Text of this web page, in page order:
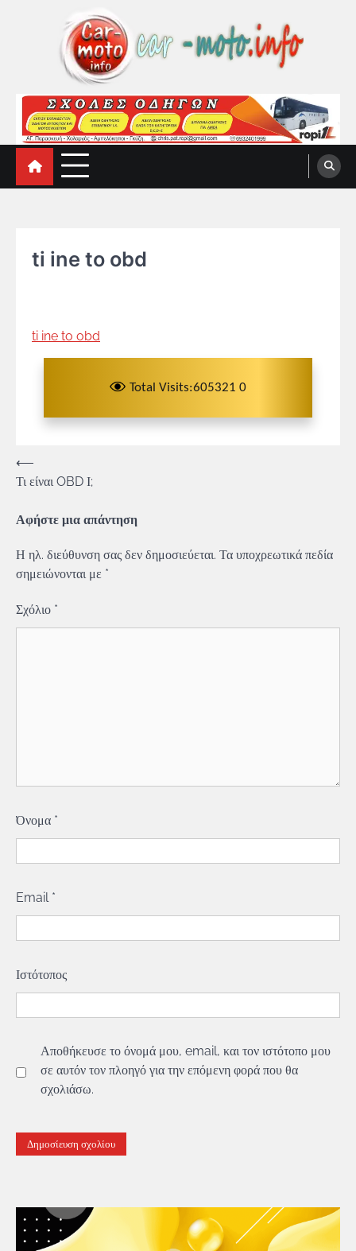
car-moto.info
car-moto.info
ti ine to obd
ti ine to obd
Total Visits:605321 0
Πλοήγηση
άρθρων
⟵
Τι είναι OBD Ι;
Αφήστε μια απάντηση
Η ηλ. διεύθυνση σας δεν δημοσιεύεται. Τα υποχρεωτικά πεδία
σημειώνονται με *
Σχόλιο *
Όνομα *
Email *
Ιστότοπος
Αποθήκευσε το όνομά μου, email, και τον ιστότοπο μου
σε αυτόν τον πλοηγό για την επόμενη φορά που θα
σχολιάσω.